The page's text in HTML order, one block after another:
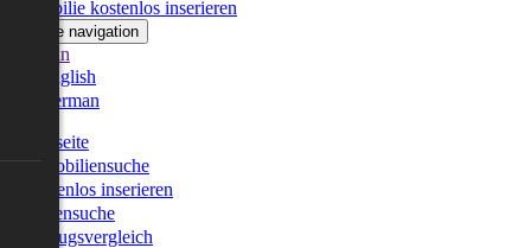
Immobilie kostenlos inserieren
Toggle navigation
German
English
German
Startseite
Immobiliensuche
Kostenlos inserieren
Kartensuche
Umzugsvergleich